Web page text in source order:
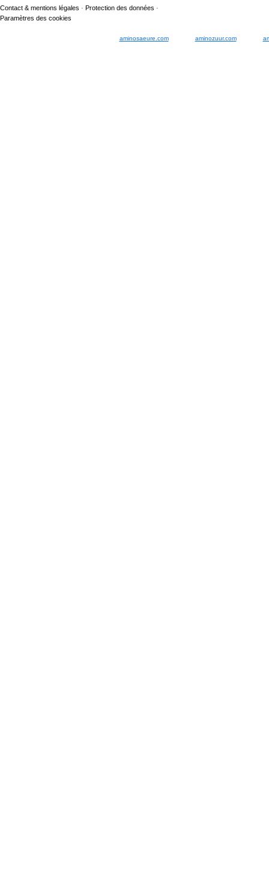
Contact & mentions légales · Protection des données ·
Paramètres des cookies
aminosaeure.com aminozuur.com